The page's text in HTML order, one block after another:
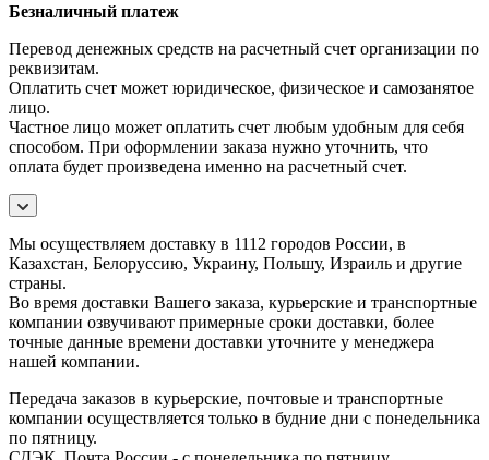
Безналичный платеж
Перевод денежных средств на расчетный счет организации по
реквизитам.
Оплатить счет может юридическое, физическое и самозанятое
лицо.
Частное лицо может оплатить счет любым удобным для себя
способом. При оформлении заказа нужно уточнить, что
оплата будет произведена именно на расчетный счет.
Мы осуществляем доставку в 1112 городов России, в
Казахстан, Белоруссию, Украину, Польшу, Израиль и другие
страны.
Во время доставки Вашего заказа, курьерские и транспортные
компании озвучивают примерные сроки доставки, более
точные данные времени доставки уточните у менеджера
нашей компании.
Передача заказов в курьерские, почтовые и транспортные
компании осуществляется только в будние дни с понедельника
по пятницу.